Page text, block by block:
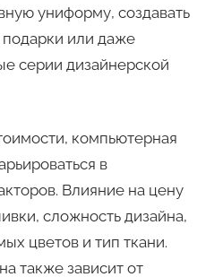
униформу, создавать
или даже
серии дизайнерской
компьютерная
в
Влияние на цену
сложность дизайна,
цветов и тип ткани.
также зависит от